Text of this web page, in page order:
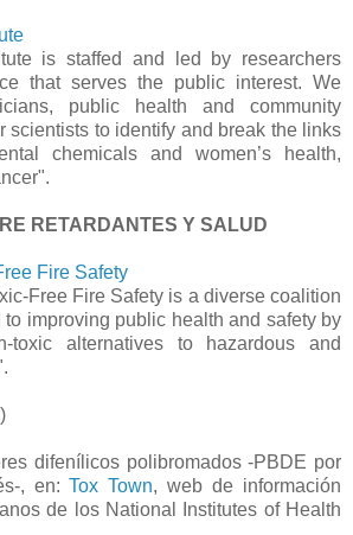
is staffed and led by researchers
that serves the public interest. We
public health and community
scientists to identify and break the links
chemicals and women’s health,
RETARDANTES Y SALUD
Fire Safety
Free Fire Safety is a diverse coalition
improving public health and safety by
toxic alternatives to hazardous and
difenílicos polibromados -PBDE por
, en:Tox Town, web de información
de los National Institutes of Health